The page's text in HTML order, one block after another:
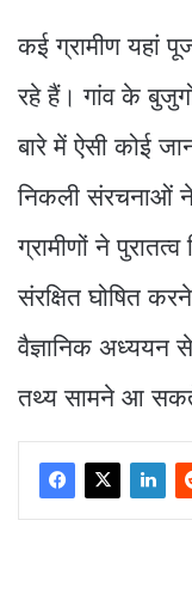
कई ग्रामीण यहां
रहे हैं। गांव के
बारे में ऐसी कोई
निकली संरचनाओं ने
ग्रामीणों ने
संरक्षित घोषित
वैज्ञानिक अध्ययन
तथ्य सामने आ